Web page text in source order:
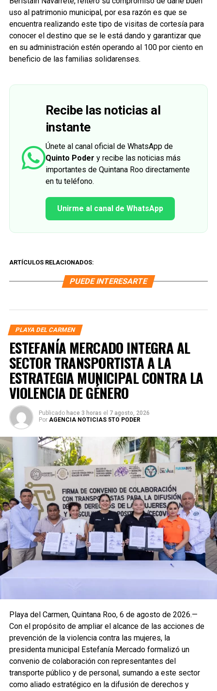
uso al patrimonio municipal, por esa razón es que se
encuentra realizando este tipo de visitas de cortesía para
conocer el destino que se le está dando y garantizar que
en su administración estén operando al 100 por ciento en
beneficio de las familias solidarenses.
Recibe las noticias al
instante
Únete al canal oficial de WhatsApp de
Quinto Poder y recibe las noticias más
importantes de Quintana Roo directamente
en tu teléfono.
Unirme al canal de WhatsApp
ARTÍCULOS RELACIONADOS:
PUEDE INTERESARTE
PLAYA DEL CARMEN
ESTEFANÍA MERCADO INTEGRA AL
SECTOR TRANSPORTISTA A LA
ESTRATEGIA MUNICIPAL CONTRA LA
VIOLENCIA DE GÉNERO
Publicado hace 3 horas el 7 agosto, 2026
Por AGENCIA NOTICIAS 5TO PODER
Playa del Carmen, Quintana Roo, 6 de agosto de 2026.—
Con el propósito de ampliar el alcance de las acciones de
prevención de la violencia contra las mujeres, la
presidenta municipal Estefanía Mercado formalizó un
convenio de colaboración con representantes del
transporte público y de personal, sumando a este sector
como aliado estratégico en la difusión de derechos y